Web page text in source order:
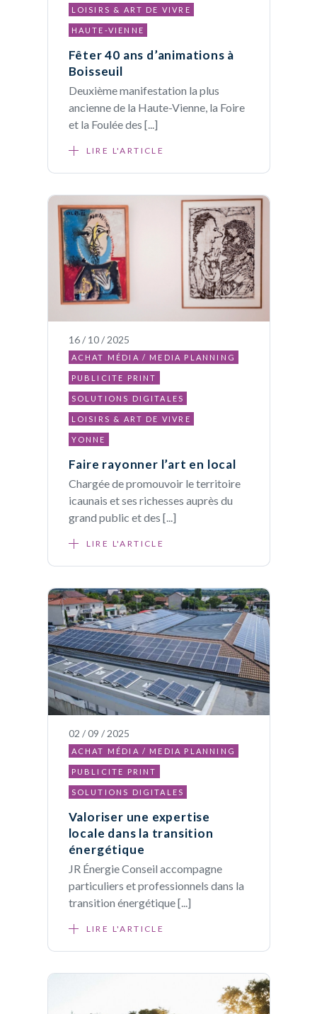
LOISIRS & ART DE VIVRE
HAUTE-VIENNE
Fêter 40 ans d’animations à
Boisseuil
Deuxième manifestation la plus
ancienne de la Haute-Vienne, la Foire
et la Foulée des [...]
LIRE L'ARTICLE
16 / 10 / 2025
ACHAT MÉDIA / MEDIA PLANNING
PUBLICITE PRINT
SOLUTIONS DIGITALES
LOISIRS & ART DE VIVRE
YONNE
Faire rayonner l’art en local
Chargée de promouvoir le territoire
icaunais et ses richesses auprès du
grand public et des [...]
LIRE L'ARTICLE
02 / 09 / 2025
ACHAT MÉDIA / MEDIA PLANNING
PUBLICITE PRINT
SOLUTIONS DIGITALES
Valoriser une expertise
locale dans la transition
énergétique
JR Énergie Conseil accompagne
particuliers et professionnels dans la
transition énergétique [...]
LIRE L'ARTICLE